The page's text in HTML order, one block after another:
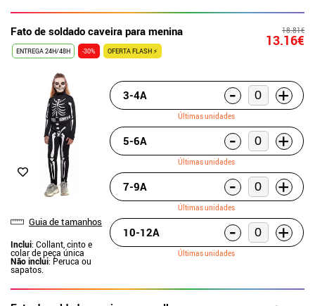
Fato de soldado caveira para menina 18.81€
13.16€
ENTREGA 24H/48H -30% OFERTA FLASH ⚡
Guia de tamanhos
Inclui: Collant, cinto e
colar de peça única
Não inclui: Peruca ou
sapatos.
3-4A - +
Últimas unidades
5-6A - +
Últimas unidades
7-9A - +
Últimas unidades
10-12A - +
Últimas unidades